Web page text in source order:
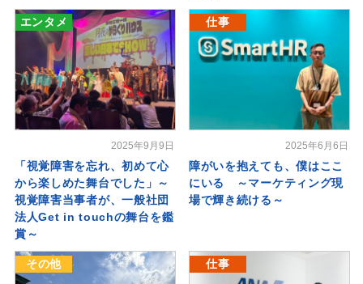
エンタメ
2025年9月9日
「視覚障害を忘れ、初めて心
から楽しめた舞台でした」～
視覚障害当事者が、一般社団
法人Get in touchの舞台を鑑
賞～
仕事
2025年6月6日
障がいを抱えても、僕はここ
にいる ～マーケティング現
場で輝き続ける～
その他 仕事